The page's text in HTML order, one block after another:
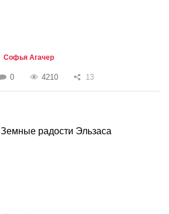
Софья Агачер
0 4210 13
Земные радости Эльзаса